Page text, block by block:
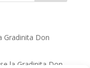
Gradinita Don
la Gradinita Don